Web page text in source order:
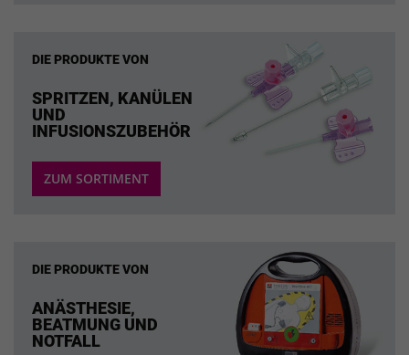
DIE PRODUKTE VON
SPRITZEN, KANÜLEN
UND
INFUSIONSZUBEHÖR
ZUM SORTIMENT
DIE PRODUKTE VON
ANÄSTHESIE,
BEATMUNG UND
NOTFALL